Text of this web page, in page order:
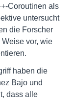
Coroutinen als
untersucht
die Forscher
vor, wie
haben die
Bajo und
dass alle